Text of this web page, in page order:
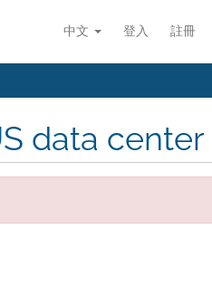
中文 登入 註冊
data center